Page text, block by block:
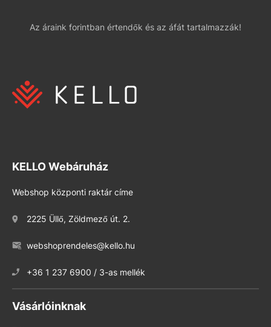
Az áraink forintban értendők és az áfát tartalmazzák!
KELLO Webáruház
Webshop központi raktár címe
2225 Üllő, Zöldmező út. 2.
webshoprendeles@kello.hu
+36 1 237 6900 / 3-as mellék
Vásárlóinknak